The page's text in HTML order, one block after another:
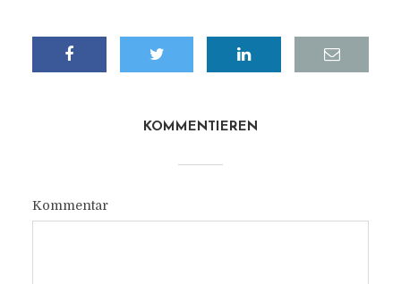
KOMMENTIEREN
Kommentar